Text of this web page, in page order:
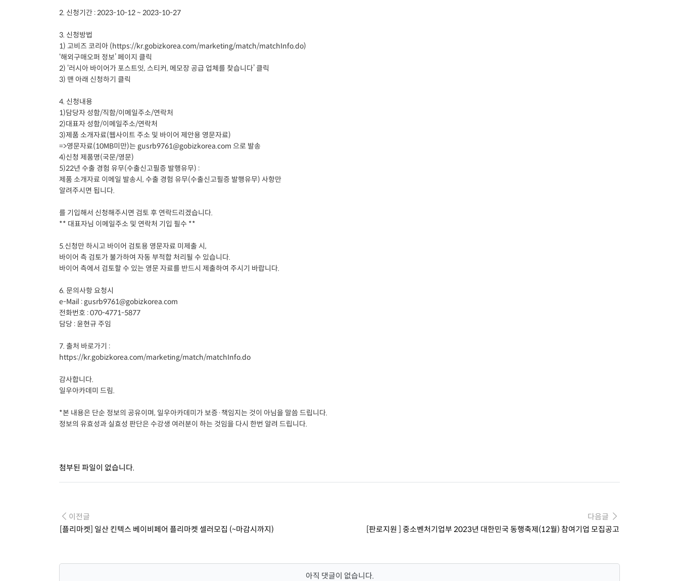
2. 신청기간 : 2023-10-12 ~ 2023-10-27
3. 신청방법
1) 고비즈 코리아 (https://kr.gobizkorea.com/marketing/match/matchInfo.do)
‘해외구매오퍼 정보’ 페이지 클릭
2) ‘러시아 바이어가 포스트잇, 스티커, 메모장 공급 업체를 찾습니다’ 클릭
3) 맨 아래 신청하기 클릭
4. 신청내용
1)담당자 성함/직함/이메일주소/연락처
2)대표자 성함/이메일주소/연락처
3)제품 소개자료(웹사이트 주소 및 바이어 제안용 영문자료)
=>영문자료(10MB미만)는 gusrb9761@gobizkorea.com 으로 발송
4)신청 제품명(국문/영문)
5)22년 수출 경험 유무(수출신고필증 발행유무) :
제품 소개자료 이메일 발송시, 수출 경험 유무(수출신고필증 발행유무) 사항만
알려주시면 됩니다.
를 기입해서 신청해주시면 검토 후 연락드리겠습니다.
** 대표자님 이메일주소 및 연락처 기입 필수 **
5.신청만 하시고 바이어 검토용 영문자료 미제출 시,
바이어 측 검토가 불가하여 자동 부적합 처리될 수 있습니다.
바이어 측에서 검토할 수 있는 영문 자료를 반드시 제출하여 주시기 바랍니다.
6. 문의사항 요청시
e-Mail : gusrb9761@gobizkorea.com
전화번호 : 070-4771-5877
담당 : 윤현규 주임
7. 출처 바로가기 :
https://kr.gobizkorea.com/marketing/match/matchInfo.do
감사합니다.
일우아카데미 드림.
*본 내용은 단순 정보의 공유이며, 일우아카데미가 보증·책임지는 것이 아님을 말씀 드립니다.
정보의 유효성과 실효성 판단은 수강생 여러분이 하는 것임을 다시 한번 알려 드립니다.
첨부된 파일이 없습니다.
이전글
[플리마켓] 일산 킨텍스 베이비페어 플리마켓 셀러모집 (~마감시까지)
다음글
[판로지원 ] 중소벤처기업부 2023년 대한민국 동행축제(12월) 참여기업 모집공고
아직 댓글이 없습니다.